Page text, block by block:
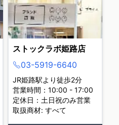
ストックラボ姫路店
03-5919-6640
JR姫路駅より徒歩2分
営業時間：10:00 - 17:00
定休日：土日祝のみ営業
取扱商材: すべて